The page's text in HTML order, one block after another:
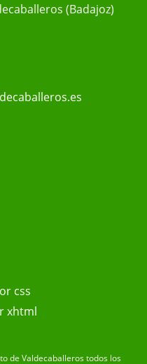
(Badajoz)
de Valdecaballeros todos los